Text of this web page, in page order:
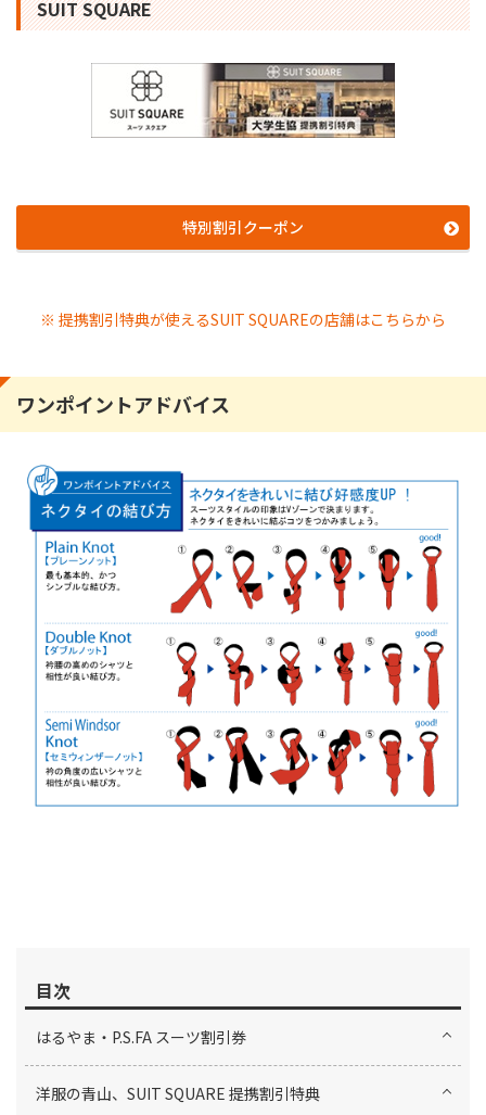
SUIT SQUARE
特別割引クーポン
※ 提携割引特典が使えるSUIT SQUAREの店舗はこちらから
ワンポイントアドバイス
目次
はるやま・P.S.FA スーツ割引券
洋服の青山、SUIT SQUARE 提携割引特典